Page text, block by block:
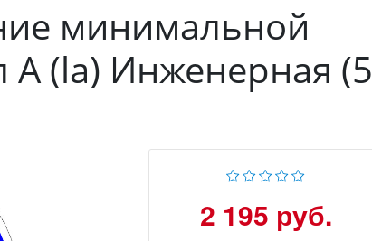
минимальной
А (la) Инженерная (5
2 195 руб.